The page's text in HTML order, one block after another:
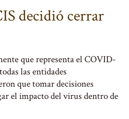
decidió cerrar
que representa el COVID-
las entidades
que tomar decisiones
el impacto del virus dentro de